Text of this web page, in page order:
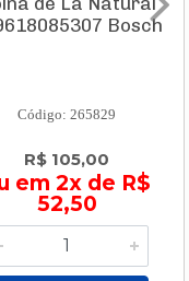
Bosch
Código: 265829
R$ 105,00
em 2x de R$
52,50